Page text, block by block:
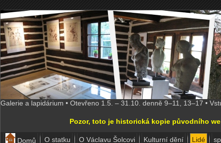
Galerie a lapidárium • Otevřeno 1.5. – 31.10. denně 9–11, 13–17 •
Pozor, toto je historická kopie původního
Domů O statku O Václavu Šolcovi Kulturní dění Lidé